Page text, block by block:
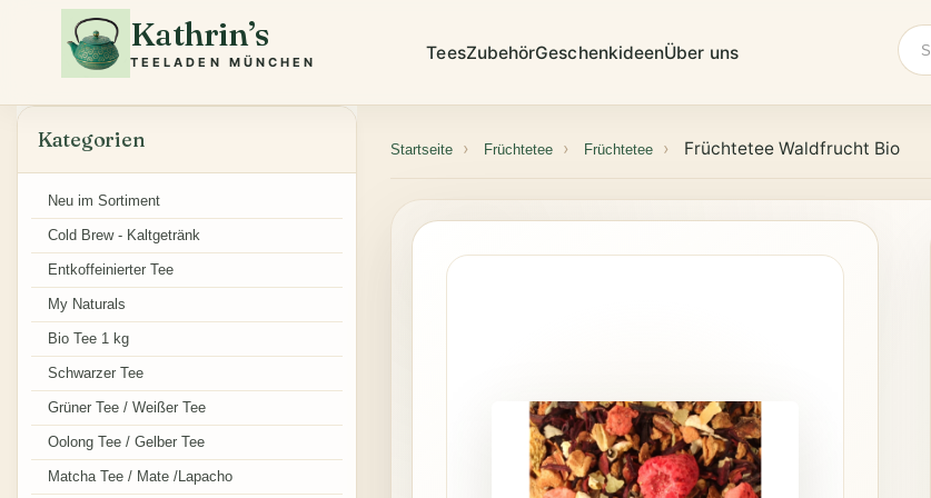
Kathrin’s
TEELADEN MÜNCHEN TeesZubehörGeschenkideenÜber uns
Suche
Startseite Früchtetee Früchtetee Früchtetee Waldfrucht Bio
Kategorien
Neu im Sortiment
Cold Brew - Kaltgetränk
Entkoffeinierter Tee
My Naturals
Bio Tee 1 kg
Schwarzer Tee
Grüner Tee / Weißer Tee
Oolong Tee / Gelber Tee
Matcha Tee / Mate /Lapacho